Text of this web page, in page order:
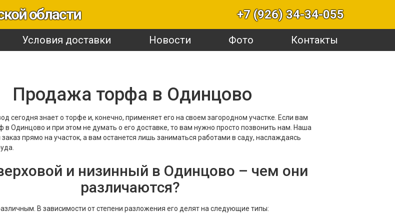
области +7 (926) 34-34-055
Условия доставки Новости Фото Контакты
Продажа торфа в Одинцово
сегодня знает о торфе и, конечно, применяет его на своем загородном участке. Если вам
в Одинцово и при этом не думать о его доставке, то вам нужно просто позвонить нам. Наша
прямо на участок, а вам останется лишь заниматься работами в саду, наслаждаясь
и низинный в Одинцово – чем они
различаются?
В зависимости от степени разложения его делят на следующие типы: